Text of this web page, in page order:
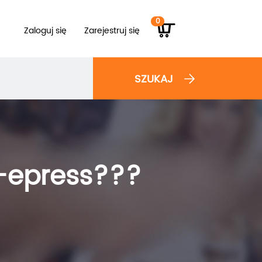
Zaloguj się Zarejestruj się
0
SZUKAJ